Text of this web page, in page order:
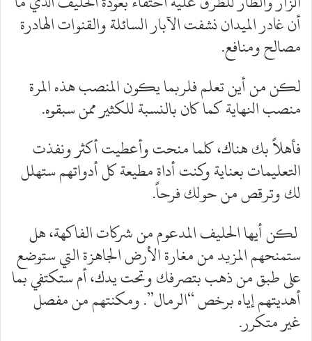
أن غادر الميدان نشفت الآبار السائلة والقنوات الهادرة
مصالح ومنافع.
لكن من أين تعلم فلربما يكون المنصب هذه المرة
منصب النهاية كما كان بالنسبة للكثير ممن سبقوه.
فأهلاً بك هناك، كلما منحت وأعطيت أكثر ونفذت
التعليمات بعناية وكنت أداة مطيعة كل أدواتهم ستهلل
لك وترقص من حولك فرحاً.
لكن أيها الحليف المدعوم من شركات الفاكهة، هل
ستمنحهم المزيد من مغارة الأرض الجاهزة التي ستوضع
على طبق من ذهب بتصرفك وتحت يدك، أم ستكتفي بما
أهديتهم إياه برخص “الرمال”. ومكنتهم من مفصل
غير متكرر.